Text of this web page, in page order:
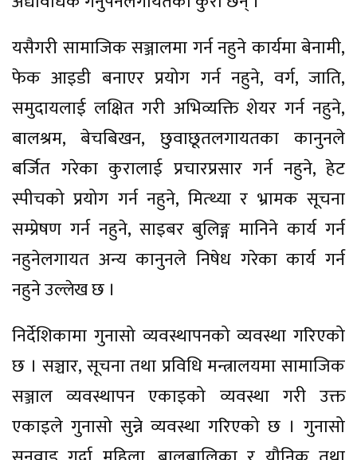
यसैगरी सामाजिक सञ्जालमा गर्न नहुने कार्यमा बेनामी,
फेक आइडी बनाएर प्रयोग गर्न नहुने, वर्ग, जाति,
समुदायलाई लक्षित गरी अभिव्यक्ति शेयर गर्न नहुने,
बालश्रम, बेचबिखन, छुवाछूतलगायतका कानुनले
बर्जित गरेका कुरालाई प्रचारप्रसार गर्न नहुने, हेट
स्पीचको प्रयोग गर्न नहुने, मित्थ्या र भ्रामक सूचना
सम्प्रेषण गर्न नहुने, साइबर बुलिङ्ग मानिने कार्य गर्न
नहुनेलगायत अन्य कानुनले निषेध गरेका कार्य गर्न
नहुने उल्लेख छ ।
निर्देशिकामा गुनासो व्यवस्थापनको व्यवस्था गरिएको
छ । सञ्चार, सूचना तथा प्रविधि मन्त्रालयमा सामाजिक
सञ्जाल व्यवस्थापन एकाइको व्यवस्था गरी उक्त
एकाइले गुनासो सुन्ने व्यवस्था गरिएको छ । गुनासो